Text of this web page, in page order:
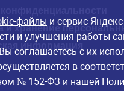
и хранение
информация
файлы и сервис
и улучшения работы
соглашаетесь с их
в
№ 152-ФЗ и нашей